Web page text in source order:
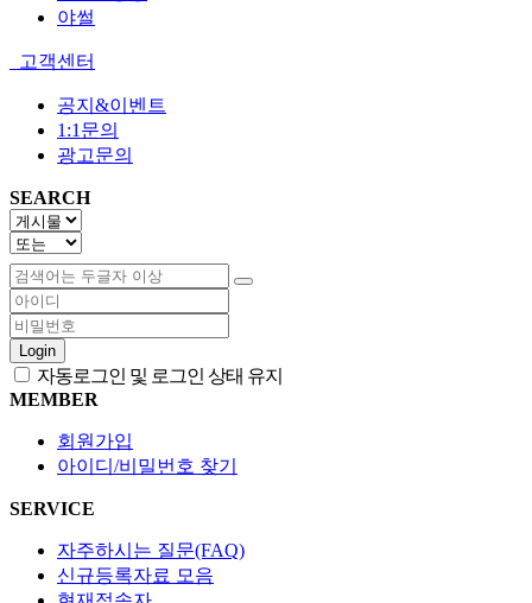
야썰
고객센터
공지&이벤트
1:1문의
광고문의
SEARCH
Login
자동로그인 및 로그인 상태 유지
MEMBER
회원가입
아이디/비밀번호 찾기
SERVICE
자주하시는 질문(FAQ)
신규등록자료 모음